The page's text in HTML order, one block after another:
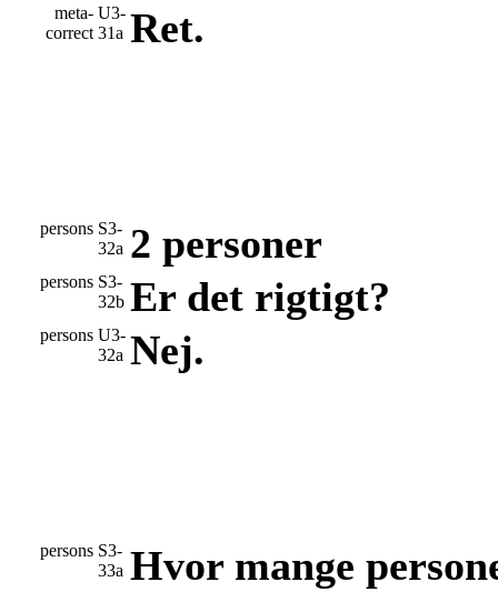
meta-
correct
U3-
31a Ret.
persons S3-
32a 2 personer
persons S3-
32b Er det rigtigt?
persons U3-
32a Nej.
persons S3-
33a Hvor mange